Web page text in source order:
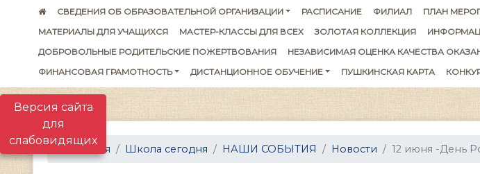
Версия сайта
для
слабовидящих
СВЕДЕНИЯ ОБ ОБРАЗОВАТЕЛЬНОЙ ОРГАНИЗАЦИИ РАСПИСАНИЕ ФИЛИАЛ ПЛАН
МАТЕРИАЛЫ ДЛЯ УЧАЩИХСЯ
МАСТЕР-КЛАССЫ ДЛЯ ВСЕХ ЗОЛОТАЯ КОЛЛЕКЦИЯ
ДОБРОВОЛЬНЫЕ РОДИТЕЛЬСКИЕ ПОЖЕРТВОВАНИЯ
НЕЗАВИСИМАЯ ОЦЕНКА КАЧЕСТВА
ФИНАНСОВАЯ ГРАМОТНОСТЬ
ДИСТАНЦИОННОЕ ОБУЧЕНИЕ ПУШКИНСКАЯ КАРТА
Главная Школа сегодня НАШИ СОБЫТИЯ Новости 12 июня -День